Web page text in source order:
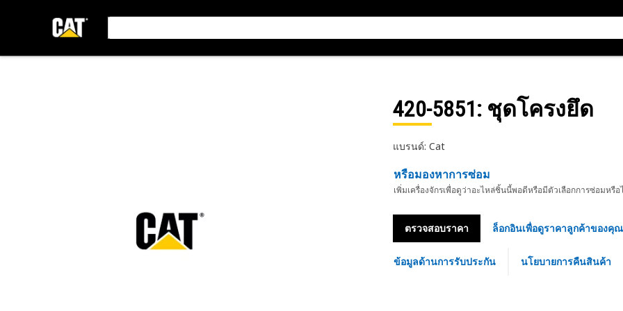
420-5851: ชุดโครงยึด
แบรนด์: Cat
หรือมองหาการซ่อม
เพิ่มเครื่องจักรเพื่อดูว่าอะไหล่ชิ้นนี้พอดีหรือมีตัวเลือกการซ่อมหรือ
ตรวจสอบราคา ล็อกอินเพื่อดูราคาลูกค้าของคุณ
ข้อมูลด้านการรับประกัน นโยบายการคืนสินค้า